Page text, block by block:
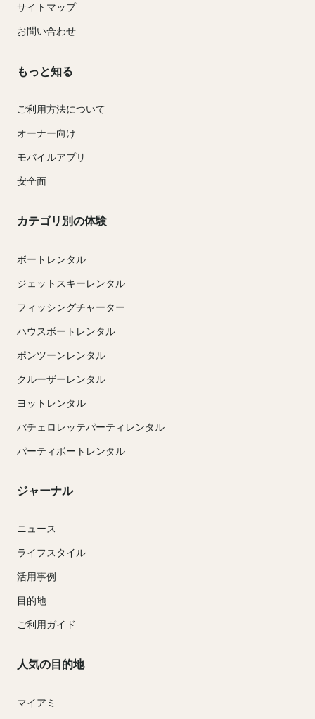
サイトマップ
お問い合わせ
もっと知る
ご利用方法について
オーナー向け
モバイルアプリ
安全面
カテゴリ別の体験
ボートレンタル
ジェットスキーレンタル
フィッシングチャーター
ハウスボートレンタル
ポンツーンレンタル
クルーザーレンタル
ヨットレンタル
バチェロレッテパーティレンタル
パーティボートレンタル
ジャーナル
ニュース
ライフスタイル
活用事例
目的地
ご利用ガイド
人気の目的地
マイアミ